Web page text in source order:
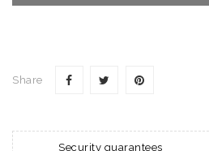
Share
Security guarantees